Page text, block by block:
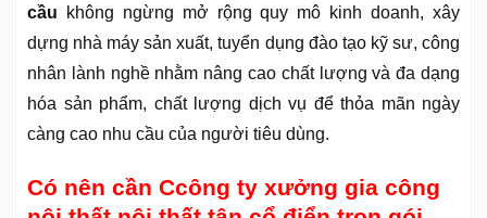
cầu không ngừng mở rộng quy mô kinh doanh, xây
dựng nhà máy sản xuất, tuyển dụng đào tạo kỹ sư, công
nhân lành nghề nhằm nâng cao chất lượng và đa dạng
hóa sản phẩm, chất lượng dịch vụ để thỏa mãn ngày
càng cao nhu cầu của người tiêu dùng.
Có nên cần Ccông ty xưởng gia công